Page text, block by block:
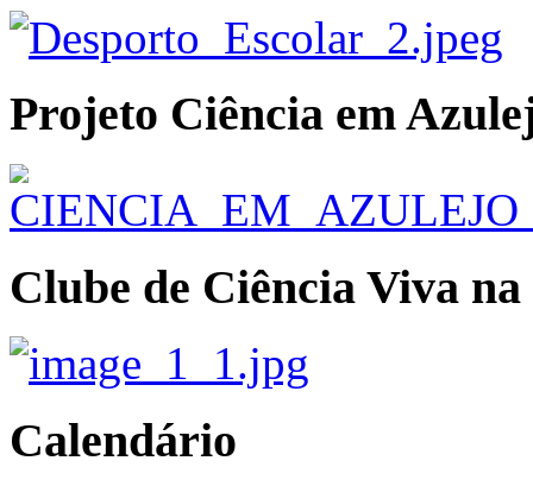
Projeto Ciência em
Clube de Ciência Viva
Calendário